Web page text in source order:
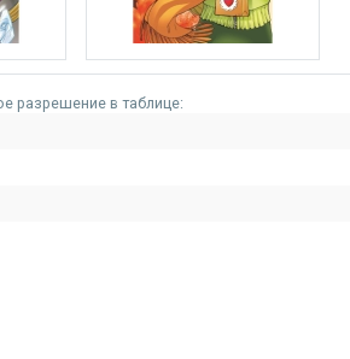
разрешение в таблице: